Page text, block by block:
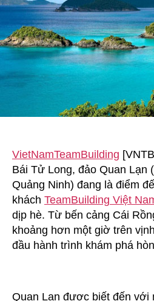
VietNamTeamBuilding
Bái Tử Long, đảo Quan Lạn
Quảng Ninh) đang là điểm
khách TeamBuilding Việt
dịp hè. Từ bến cảng Cái
khoảng hơn một giờ trên
đầu hành trình khám phá
Quan Lạn được biết đến với